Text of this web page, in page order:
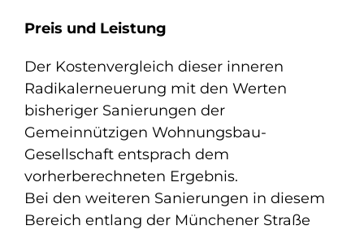
Preis und Leistung
Der Kostenvergleich dieser inneren
Radikalerneuerung mit den Werten
bisheriger Sanierungen der
Gemeinnützigen Wohnungsbau-
Gesellschaft entsprach dem
vorherberechneten Ergebnis.
Bei den weiteren Sanierungen in diesem
Bereich entlang der Münchener Straße